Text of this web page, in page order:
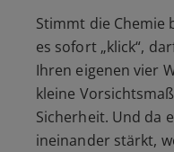
Stimmt die Chemie
es sofort „klick“,
Ihren eigenen vier
kleine
Sicherheit. Und da
ineinander stärkt,